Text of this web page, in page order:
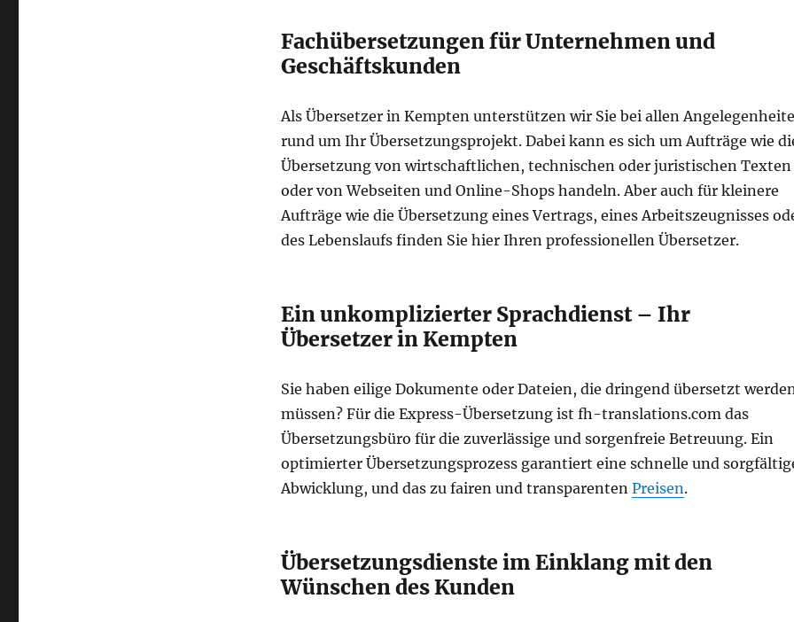
Fachübersetzungen für Unternehmen und
Geschäftskunden
Als Übersetzer in Kempten unterstützen wir Sie bei allen
rund um Ihr Übersetzungsprojekt. Dabei kann es sich um Aufträge wie
Übersetzung von wirtschaftlichen, technischen oder juristischen Texten
oder von Webseiten und Online-Shops handeln. Aber auch für kleinere
Aufträge wie die Übersetzung eines Vertrags, eines Arbeitszeugnisses
des Lebenslaufs finden Sie hier Ihren professionellen Übersetzer.
Ein unkomplizierter Sprachdienst – Ihr
Übersetzer in Kempten
Sie haben eilige Dokumente oder Dateien, die dringend übersetzt
müssen? Für die Express-Übersetzung ist fh-translations.com das
Übersetzungsbüro für die zuverlässige und sorgenfreie Betreuung. Ein
optimierter Übersetzungsprozess garantiert eine schnelle und
Abwicklung, und das zu fairen und transparenten Preisen.
Übersetzungsdienste im Einklang mit den
Wünschen des Kunden